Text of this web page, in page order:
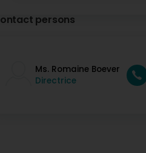
romdrem fiert !
persons
Ms. Romaine Boever
Directrice